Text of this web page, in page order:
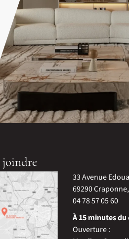
joindre
33 Avenue
69290
04 78 57 05 60
À 15 minutes
Ouverture :